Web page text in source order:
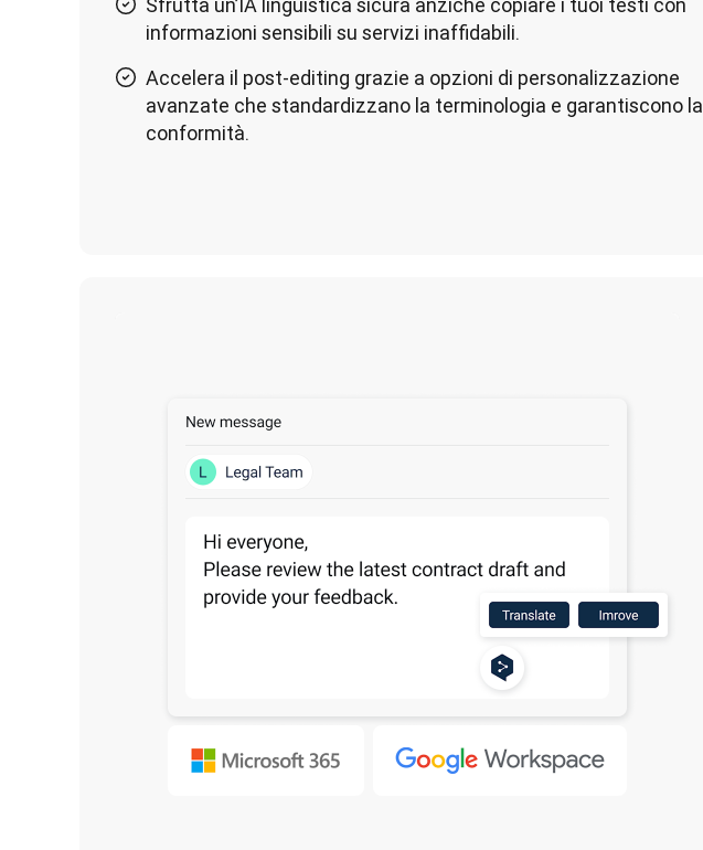
informazioni sensibili su servizi inaffidabili.
Accelera il post-editing grazie a opzioni di personalizzazione
avanzate che standardizzano la terminologia e garantiscono la
conformità.